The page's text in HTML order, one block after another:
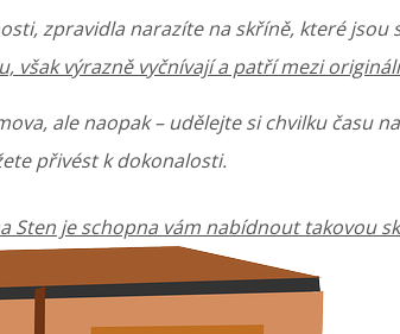
zpravidla narazíte na skříně, které jsou
však výrazně vyčnívají a patří mezi
ale naopak – udělejte si chvilku času
přivést k dokonalosti.
Sten je schopna vám nabídnout takovou